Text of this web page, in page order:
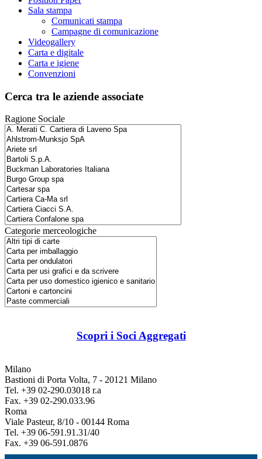
Sala stampa
Comunicati stampa
Campagne di comunicazione
Videogallery
Carta e digitale
Carta e igiene
Convenzioni
Cerca tra le aziende associate
Ragione Sociale
Categorie merceologiche
Scopri i Soci Aggregati
Milano
Bastioni di Porta Volta, 7 - 20121 Milano
Tel. +39 02-290.03018 r.a
Fax. +39 02-290.033.96
Roma
Viale Pasteur, 8/10 - 00144 Roma
Tel. +39 06-591.91.31/40
Fax. +39 06-591.0876